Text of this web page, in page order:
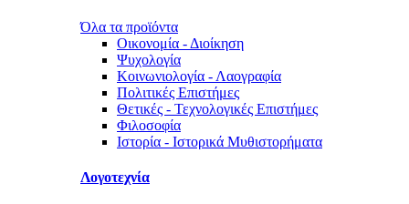
Όλα τα προϊόντα
Οικονομία - Διοίκηση
Ψυχολογία
Κοινωνιολογία - Λαογραφία
Πολιτικές Eπιστήμες
Θετικές - Τεχνολογικές Επιστήμες
Φιλοσοφία
Ιστορία - Ιστορικά Μυθιστορήματα
Λογοτεχνία